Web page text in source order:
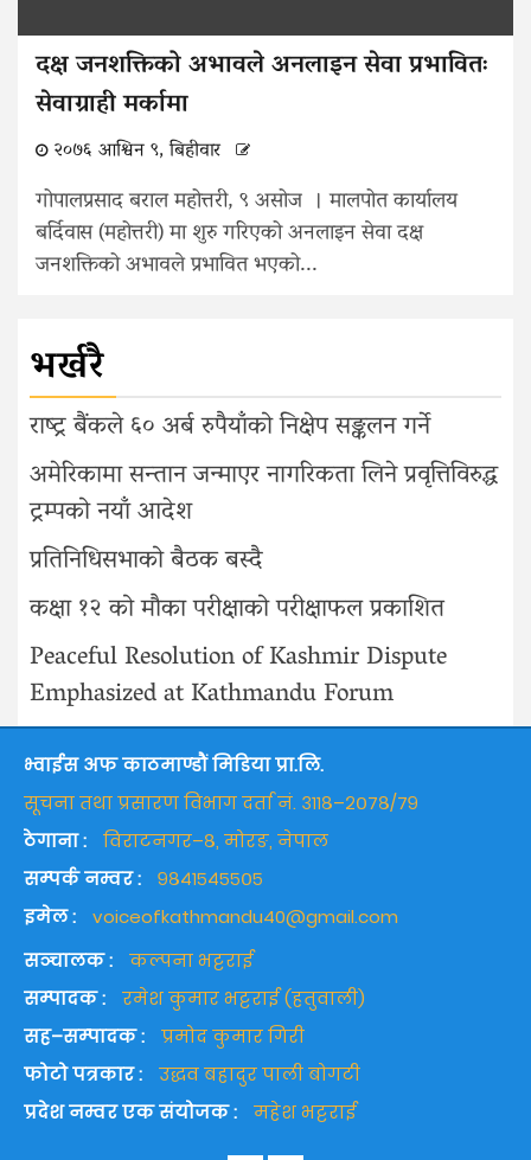
दक्ष जनशक्तिको अभावले अनलाइन सेवा प्रभावितः
सेवाग्राही मर्कामा
२०७६ आश्विन ९, बिहीवार
गोपालप्रसाद बराल महोत्तरी, ९ असोज । मालपोत कार्यालय
बर्दिवास (महोत्तरी) मा शुरु गरिएको अनलाइन सेवा दक्ष
जनशक्तिको अभावले प्रभावित भएको...
भर्खरै
राष्ट्र बैंकले ६० अर्ब रुपैयाँको निक्षेप सङ्कलन गर्ने
अमेरिकामा सन्तान जन्माएर नागरिकता लिने प्रवृत्तिविरुद्ध
ट्रम्पको नयाँ आदेश
प्रतिनिधिसभाको बैठक बस्दै
कक्षा १२ को मौका परीक्षाको परीक्षाफल प्रकाशित
Peaceful Resolution of Kashmir Dispute
Emphasized at Kathmandu Forum
भ्वाईस अफ काठमाण्डौं मिडिया प्रा.लि.
सूचना तथा प्रसारण विभाग दर्ता नं. ३११८–२०७८/७९
ठेगाना :
विराटनगर–८, मोरङ, नेपाल
सम्पर्क नम्वर :
९८४१५४५५०५
इमेल :
voiceofkathmandu40@gmail.com
सञ्चालक :
कल्पना भट्टराई
सम्पादक :
रमेश कुमार भट्टराई (हतुवाली)
सह–सम्पादक :
प्रमोद कुमार गिरी
फोटो पत्रकार :
उद्धव बहादुर पाली बोगटी
प्रदेश नम्वर एक संयोजक :
महेश भट्टराई